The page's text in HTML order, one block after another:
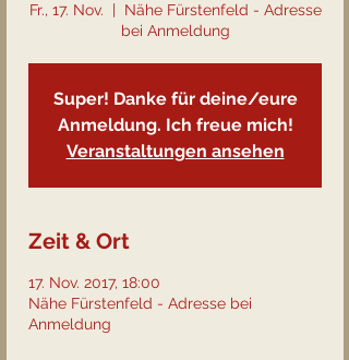
Fr., 17. Nov.
  |
Nähe Fürstenfeld - Adresse
bei Anmeldung
Super! Danke für deine/eure
Anmeldung. Ich freue mich!
Veranstaltungen ansehen
Zeit & Ort
17. Nov. 2017, 18:00
Nähe Fürstenfeld - Adresse bei
Anmeldung